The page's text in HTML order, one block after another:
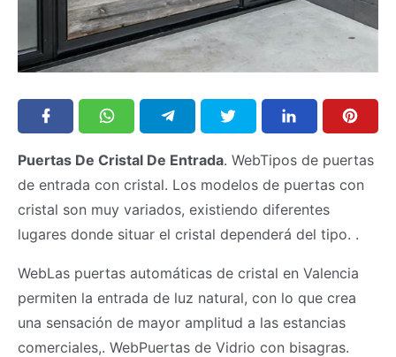
Puertas De Cristal De Entrada. WebTipos de puertas
de entrada con cristal. Los modelos de puertas con
cristal son muy variados, existiendo diferentes
lugares donde situar el cristal dependerá del tipo. .
WebLas puertas automáticas de cristal en Valencia
permiten la entrada de luz natural, con lo que crea
una sensación de mayor amplitud a las estancias
comerciales,. WebPuertas de Vidrio con bisagras.